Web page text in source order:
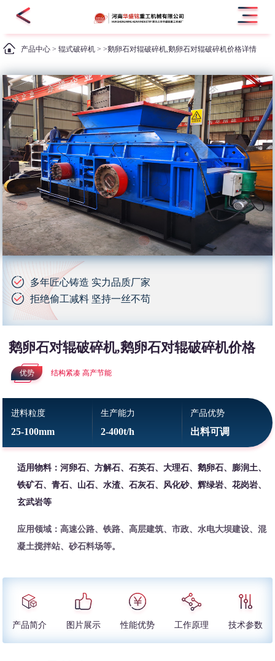
产品中心 >辊式破碎机 > >鹅卵石对辊破碎机,鹅卵石对辊破碎机价格详情
多年匠心铸造 实力品质厂家
拒绝偷工减料 坚持一丝不苟
鹅卵石对辊破碎机,鹅卵石对辊破碎机价格
优势 结构紧凑 高产节能
进料粒度
25-100mm
生产能力
2-400t/h
产品优势
出料可调
适用物料：河卵石、方解石、石英石、大理石、鹅卵石、膨润土、
铁矿石、青石、山石、水渣、石灰石、风化砂、辉绿岩、花岗岩、
玄武岩等
应用领域：高速公路、铁路、高层建筑、市政、水电大坝建设、混
凝土搅拌站、砂石料场等。
产品简介 图片展示 性能优势 工作原理 技术参数